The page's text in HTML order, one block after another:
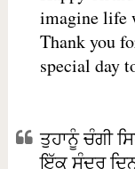
imagine life
Thank you
special day
ਤੁਹਾਨੂੰ ਚੰਗੀ
ਇੱਕ ਸੁੰਦਰ